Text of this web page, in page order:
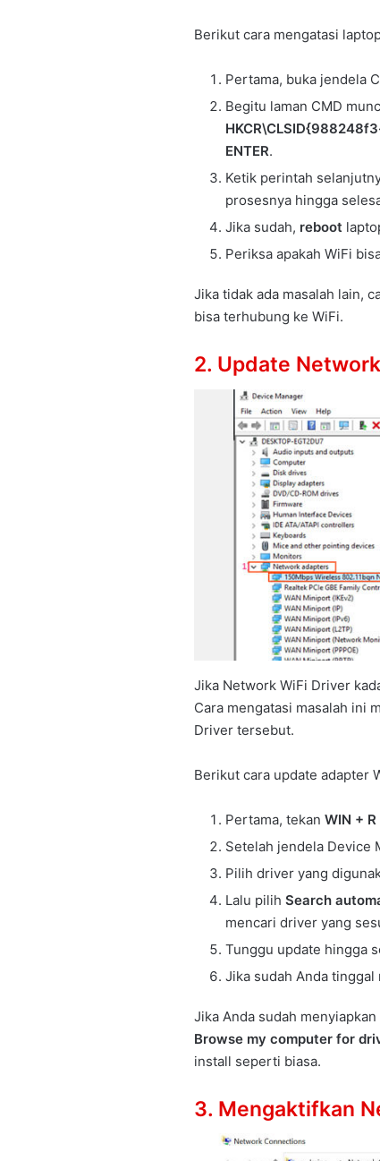
Berikut cara mengatasi
Pertama, buka jendela
Begitu laman CMD
ENTER.
Ketik perintah
prosesnya hingga
Jika sudah, reboot
Periksa apakah WiFi
Jika tidak ada masalah lain,
bisa terhubung ke WiFi.
2. Update
Jika Network WiFi Driver
Cara mengatasi masalah ini
Driver tersebut.
Berikut cara update adapter
Pertama, tekan WIN + R
Setelah jendela Device
Pilih driver yang
Lalu pilih Search
mencari driver yang
Tunggu update hingga
Jika sudah Anda tinggal
Jika Anda sudah
Browse my computer for
install seperti biasa.
3. Mengaktifkan